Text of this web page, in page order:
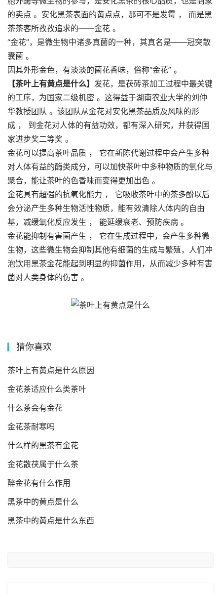
的卖点 。安化黑茶表面的黄点点，那可不是发霉 ， 而是黑
茶茶客所孜孜追求的——金花 。
“金花”，是微生物中诸多真菌的一种，其真名是——冠突散
囊菌 。
因其外形金色，有淡淡的菌花香味，俗称“金花” 。
【茶叶上有黄点是什么】 发花，是茯砖茶加工过程中最关键
的工序，为国家二级机密 。这得益于湖南农业大学的刘仲
华教授团队 。该团队从金花对安化黑茶品质及风味的形
成 ， 到金花对人体的有益功效，都有深入研究，并获得国
家进步奖二等奖 。
金花可以提高茶叶品质 ， 它在新陈代谢过程中会产生多种
对人体有益的酶类成分，可以加快茶叶中多种物质的氧化与
聚合，能让茶叶的色香味而变得更加出色 。
金花具有超强的抗氧化能力 ， 它吸收茶叶中的茶多酚以后
会分泌产生多种生物活性物质，能有效清除人体内的自由
基，减缓氧化反应发生 ， 能延缓衰老、预防疾病 。
金花能抑制有害菌产生 ， 它在生成过程中，会产生多种微
生物，这些微生物会抑制其他有细菌的生成与繁殖，人们冲
泡饮用黑茶金花能起到明显的抑菌作用，从而减少多种有害
菌对人类身体的伤害 。
猜你喜欢
茶叶上有黄点是什么原因
金花茶适应什么类茶叶
什么茶会有金花
金花茶耐寒吗
什么样的黑茶有金花
金花散茯属于什么茶
醉金花有什么作用
黑茶中的黄点是什么
黑茶中的黄点是什么东西